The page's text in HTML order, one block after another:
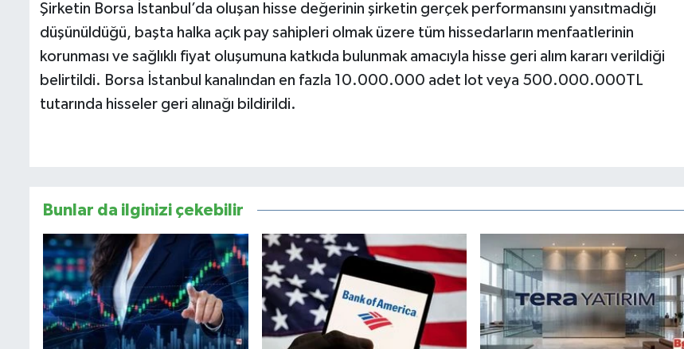
Şirketin Borsa İstanbul’da oluşan hisse değerinin şirketin gerçek performansını yansıtmadığı
düşünüldüğü, başta halka açık pay sahipleri olmak üzere tüm hissedarların menfaatlerinin
korunması ve sağlıklı fiyat oluşumuna katkıda bulunmak amacıyla hisse geri alım kararı verildiği
belirtildi. Borsa İstanbul kanalından en fazla 10.000.000 adet lot veya 500.000.000TL
tutarında hisseler geri alınağı bildirildi.
Bunlar da ilginizi çekebilir